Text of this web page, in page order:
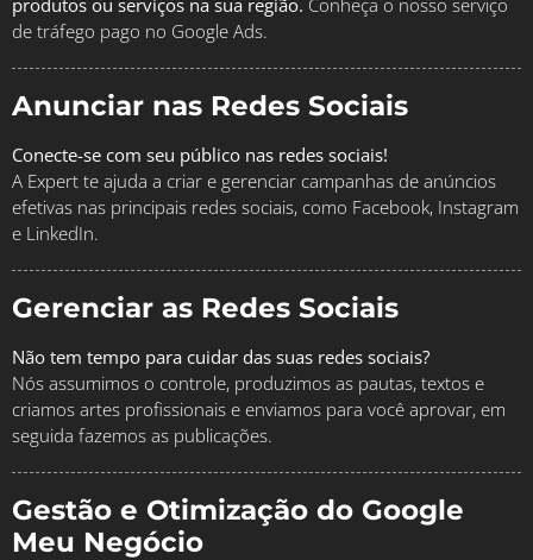
produtos ou serviços na sua região. Conheça o nosso serviço
de tráfego pago no Google Ads.
Anunciar nas Redes Sociais
Conecte-se com seu público nas redes sociais!
A Expert te ajuda a criar e gerenciar campanhas de anúncios
efetivas nas principais redes sociais, como Facebook, Instagram
e LinkedIn.
Gerenciar as Redes Sociais
Não tem tempo para cuidar das suas redes sociais?
Nós assumimos o controle, produzimos as pautas, textos e
criamos artes profissionais e enviamos para você aprovar, em
seguida fazemos as publicações.
Gestão e Otimização do Google
Meu Negócio